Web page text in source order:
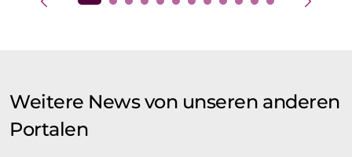
Weitere News von unseren anderen
Portalen